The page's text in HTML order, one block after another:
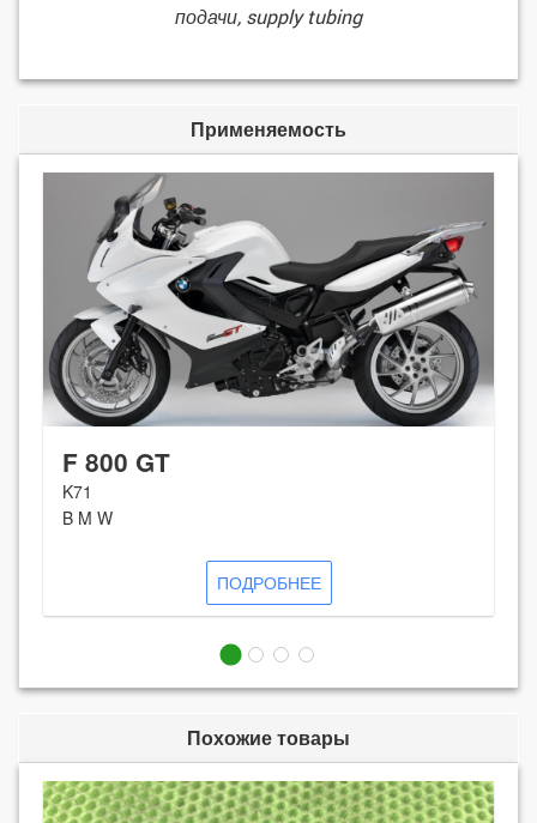
подачи, supply tubing
Применяемость
F 800 GT
K71
B M W
ПОДРОБНЕЕ
Похожие товары